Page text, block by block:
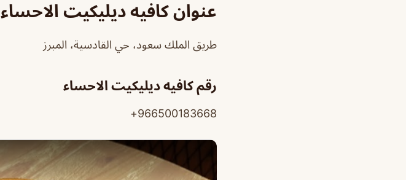
عنوان كافيه ديليكيت الاحساء
طريق الملك سعود، حي القادسية، المبرز
رقم كافيه ديليكيت الاحساء
966500183668+